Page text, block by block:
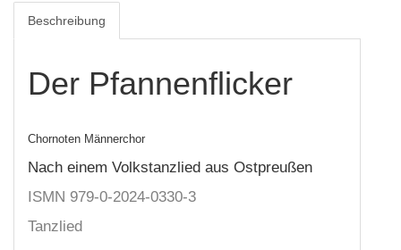
Beschreibung
Der Pfannenflicker
Chornoten Männerchor
Nach einem Volkstanzlied aus Ostpreußen
ISMN 979-0-2024-0330-3
Tanzlied